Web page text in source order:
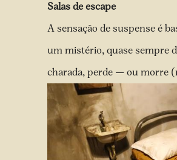
Salas de escape
A sensação de suspense é
um mistério, quase sempre
charada, perde — ou morre